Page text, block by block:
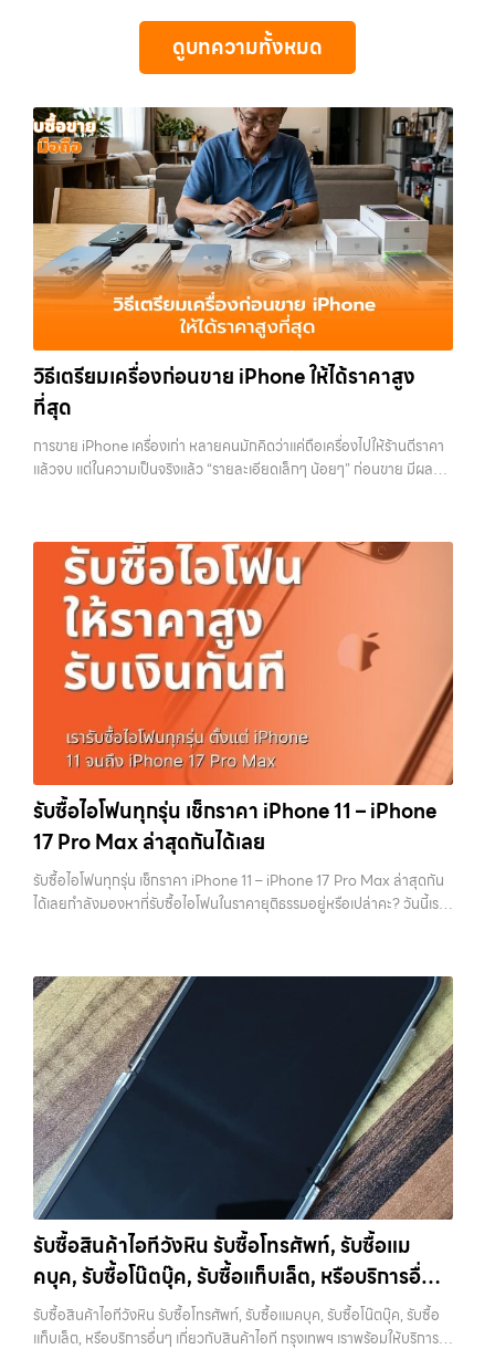
ซื้อแท็บเล็ต, หรือบริการอื่นๆ เกี่ยวกับสินค้าไอที กรุงเทพฯ – เราพร้อมให้
บริการครบวงจร บริการของเรา เราให้บริการแบบครบวงจรสำหรับลูกค้าที่
ต้องการขายอุปกรณ์ไอที ไม่ว่าจะเป็น: รับซื้อไอโฟน ทุกรุ่น ทั้งเครื่องใหม่และ
ความยุ่งยากทั้งหลาย โดยเน้น โปร่งใส มั่นใจได้ และจ่ายเงินทันทีเมื่อตกลง
ซื้อขายสำเร็จ บริการของเราครอบคลุมทั้ง iPhone สายใหม่-เก่า,
Samsung ทุกรุ่น, iPad และแท็บเล็ตทุกแบรนด์ เรารับถึงแม้จะอยู่ในสภาพ
ใช้งานแล้ว ตกแต่งแล้ว หรือมีรอยบ้าง เพราะมูลค่าของเครื่องไม่ได้ขึ้นอยู่แค่
ยี่ห้อ แต่ขึ้นอยู่กับสภาพจริง ความครบชุด และความสะดวกในการขายของ
คุณ เราจึงตั้งใจให้บริการในเขต ลาดพร้าว, รัชดา, บางรัก, แจ้งวัฒนะ,
บางแค, วัชรพล, รามอินทรา, บางนา, บางพลี, เกษตรนวมินทร์, เสนานิคม,
วังหิน อย่างเต็มที่ ไม่ว่าคุณจะค้นหาคำว่า “รับซื้อมือถือใกล้ฉัน”, “รับซื้อ
โทรศัพท์มือสองกรุงเทพ”, “ขาย iPad ได้ราคา”, “รับซื้อแท็บเล็ต กรุงเทพ
ถึงที่”, หรือ “รับซื้อ Samsung มือสอง ราคาสูง” — ที่นี่คือคำตอบ เพราะ
บริการของเรามุ่งตรงให้คุณได้รับราคาและความสะดวกสบายที่เหนือกว่า
เลือกเราแล้วคุณจะได้บริการที่คุณไว้วางใจ พร้อมทีมงานที่พร้อมอำนวย
ความสะดวก นัดรับถึงที่ ตรวจสภาพอย่างมืออาชีพ และจ่ายเงินทันที
ทั้งหมดนี้เพื่อให้การขายอุปกรณ์ของคุณเป็นเรื่องง่ายขึ้น ดีกว่า รวดเร็วกว่า
และคุ้มค่ากว่า ทำไมต้องเลือกเรา ผู้เชี่ยวชาญด้านการให้บริการ รับซื้อมือถือ
iPhone, Samsung, ไอแพด แท็บเล็ตทุกยี่ห้อ ในราคาสูง พร้อมจ่ายเงิน
ทันที โดยเน้นบริการในพื้นที่ ลาดพร้าว, รัชดา, บางรัก, แจ้งวัฒนะ, บางแค,
วัชรพล, รามอินทรา, รวมถึง บางนา, บางพลี, เกษตรนวมินทร์, เสนานิคม,
วังหินไม่ว่าคุณจะต้องการ รับซื้อโทรศัพท์, รับซื้อแมคบุค, รับซื้อโน๊ตบุ๊ค, รับ
ซื้อแท็บเล็ต, หรือบริการอื่นๆ เกี่ยวกับสินค้าไอที กรุงเทพฯ – เราพร้อมให้
ราคาสูง พร้อมจ่ายเงินทันที รับซื้อ MacBookบางรัก ผู้เชี่ยวชาญด้านการ
ให้บริการ รับซื้อมือถือ iPhone, Samsung, ไอแพด แท็บเล็ตทุกยี่ห้อ ใน
ราคาสูง พร้อมจ่ายเงินทันที… รับซื้อ MacBookบางรัก ขายอุปกรณ์ไอที
ประสบการณ์เหนือระดับกับการ รับซื้อไอโฟน, รับซื้อไอแพด, รับซื้อมือถือ
ยินดีต้อนรับสู่ “รับซื้อขายมือถือ.com” เว็บไซต์ที่คุณไว้วางใจได้ สำหรับ
บริการ รับซื้อ มือถือ iPhone, Samsung, iPad, แท็บเล็ต ทุกยี่ห้อ ให้ราคา
สูง พร้อมจ่ายเงินทันที ครอบคลุมพื้นที่ ลาดพร้าว, รัชดา, บางรัก,
แจ้งวัฒนะ, บางแค, วัชรพล, รามอินทรา และเขตกรุงเทพฯ ใกล้ “ใกล้ ฉัน”
ที่สุด ในยุคที่สมาร์ทโฟน แท็บเล็ต และอุปกรณ์ไอทีใหม่ๆ เปลี่ยนรุ่นกันแทบ
ทุกช่วงเวลา อุปกรณ์ที่คุณใช้แล้วอาจกลายเป็นของที่ไม่ได้ใช้งานอยู่เฉยๆ
เว็บไซต์ของเราจึงเกิดขึ้นเพื่อเป็นทางเลือกให้คุณสามารถเปลี่ยนอุปกรณ์ที่
ไม่ใช้แล้วให้กลายเป็นเงินสดได้ทันที ด้วยบริการ รับซื้อไอโฟน, รับซื้อไอแพด,
รับซื้อมือถือ, รับซื้อโทรศัพท์, รับซื้อโน๊ตบุ๊ค, รับซื้อแท็บเล็ต, รับซื้อสินค้าไอที
กรุงเทพมหานคร อย่างครบวงจร ไม่ว่าคุณจะอยู่โซนเมืองหรือเขตชานเมือง
เรามีทีมงานพร้อมให้บริการถึงที่ในพื้นที่ “ใกล้ ฉัน” เพื่อความสะดวกและ
รวดเร็วที่สุด ที่ “รับซื้อขายมือถือ.com” เราเข้าใจดีว่าอุปกรณ์แต่ละชิ้นไม่ใช่
แค่เครื่องใช้ไฟฟ้า แต่เป็นทรัพย์สินที่มีมูลค่า คุณอาจต้องการเปลี่ยนรุ่น หรือ
ต้องการเงินด่วน เราจึงมอบบริการประเมินสภาพเครื่อง ฟรี ปราบปราม
ความยุ่งยากทั้งหลาย โดยเน้น โปร่งใส มั่นใจได้ และจ่ายเงินทันทีเมื่อตกลง
ใช้งานแล้ว ตกแต่งแล้ว หรือมีรอยบ้าง เพราะมูลค่าของเครื่องไม่ได้ขึ้นอยู่แค่
ยี่ห้อ แต่ขึ้นอยู่กับสภาพจริง ความครบชุด และความสะดวกในการขายของ
คุณ เราจึงตั้งใจให้บริการในเขต ลาดพร้าว, รัชดา, บางรัก, แจ้งวัฒนะ,
บางแค, วัชรพล, รามอินทรา, บางนา, บางพลี, เกษตรนวมินทร์, เสนานิคม,
วังหิน อย่างเต็มที่ ไม่ว่าคุณจะค้นหาคำว่า “รับซื้อมือถือใกล้ฉัน”, “รับซื้อ
โทรศัพท์มือสองกรุงเทพ”, “ขาย iPad ได้ราคา”, “รับซื้อแท็บเล็ต กรุงเทพ
ถึงที่”, หรือ “รับซื้อ Samsung มือสอง ราคาสูง” — ที่นี่คือคำตอบ เพราะ
บริการของเรามุ่งตรงให้คุณได้รับราคาและความสะดวกสบายที่เหนือกว่า
เลือกเราแล้วคุณจะได้บริการที่คุณไว้วางใจ พร้อมทีมงานที่พร้อมอำนวย
ความสะดวก นัดรับถึงที่ ตรวจสภาพอย่างมืออาชีพ และจ่ายเงินทันที
ทั้งหมดนี้เพื่อให้การขายอุปกรณ์ของคุณเป็นเรื่องง่ายขึ้น ดีกว่า รวดเร็วกว่า
และคุ้มค่ากว่า ทำไมต้องเลือกเรา ผู้เชี่ยวชาญด้านการให้บริการ รับซื้อมือถือ
iPhone, Samsung, ไอแพด แท็บเล็ตทุกยี่ห้อ ในราคาสูง พร้อมจ่ายเงิน
ทันที โดยเน้นบริการในพื้นที่ ลาดพร้าว, รัชดา, บางรัก, แจ้งวัฒนะ, บางแค,
วัชรพล, รามอินทรา, รวมถึง บางนา, บางพลี, เกษตรนวมินทร์, เสนานิคม,
วังหินไม่ว่าคุณจะต้องการ รับซื้อโทรศัพท์, รับซื้อแมคบุค, รับซื้อโน๊ตบุ๊ค, รับ
ซื้อแท็บเล็ต, หรือบริการอื่นๆ เกี่ยวกับสินค้าไอที กรุงเทพฯ – เราพร้อมให้
ดูบทความทั้งหมด
วิธีเตรียมเครื่องก่อนขาย iPhone ให้ได้ราคาสูง
ที่สุด
การขาย iPhone เครื่องเก่า หลายคนมักคิดว่าแค่ถือเครื่องไปให้ร้านตีราคา
แล้วจบ แต่ในความเป็นจริงแล้ว “รายละเอียดเล็กๆ น้อยๆ” ก่อนขาย มีผลต่อ
เครื่องก่อนขาย บทความนี้จะพาไปดูวิธีเตรียม iPhone แบบครบทุกขั้นตอน
ตั้งแต่เรื่องพื้นฐานไปจนถึงเทคนิคที่ช่วยเพิ่มมูลค่าเครื่องแบบที่หลายคนมอง
ข้าม หากทำครบทุกข้อ โอกาสที่จะได้ราคาดีขึ้นมีสูงอย่างชัดเจน ทำไมการเต
รียมเครื่องถึงสำคัญ ก่อนจะไปดูวิธี เราต้องเข้าใจก่อนว่าทำไมร้านรับซื้อถึง
ให้ความสำคัญกับรายละเอียดเหล่านี้ สำหรับร้านหรือผู้รับซื้อ iPhone สิ่งที่
เขามองคือ “ความพร้อมในการขายต่อ” หากเครื่องที่รับมาสามารถนำไปขาย
ต่อได้ทันทีโดยไม่ต้องเสียเวลาแก้ไข ไม่ต้องลบข้อมูล ไม่ต้องซ่อมเพิ่ม ความ
เสี่ยงก็จะต่ำลง และนั่นทำให้เขากล้ารับในราคาที่สูงขึ้น ในทางกลับกัน ถ้า
เครื่องยังมีข้อมูลค้างอยู่ ติด iCloud หรือสภาพดูไม่เรียบร้อย ร้านจะต้อง
เสียเวลาและต้นทุนเพิ่ม สิ่งเหล่านี้จะถูกนำไปหักออกจากราคาที่เสนอให้กับ
คุณโดยตรง 1. สำรองข้อมูลให้เรียบร้อยก่อนล้างเครื่อง ขั้นตอนแรกที่ควร
ทำเสมอคือการสำรองข้อมูล เพราะหลังจากล้างเครื่องแล้ว ข้อมูลทั้งหมดจะ
ไม่สามารถกู้คืนได้อีก ไม่ว่าจะเป็นรูปภาพ รายชื่อ เบอร์โทร หรือแชทต่างๆ
หลายคนมักรีบล้างเครื่องเพราะอยากขายเร็ว แต่สุดท้ายต้องกลับมาเสีย
พลาดที่ไม่ควรเกิดขึ้นเลย คุณสามารถสำรองข้อมูลได้ผ่าน iCloud หรือผ่าน
คอมพิวเตอร์ก็ได้ หากต้องการความสะดวก iCloud จะเป็นตัวเลือกที่ง่าย
คิดว่าเรียบร้อย เพราะถ้าพลาดขึ้นมา จะไม่สามารถย้อนกลับไปแก้ไขได้อีก 2.
ออกจาก iCloud และ Apple ID ให้สมบูรณ์ ขั้นตอนนี้ถือว่าสำคัญที่สุดใน
การขาย iPhone หากยังมี Apple ID อยู่ในเครื่อง จะทำให้เกิดสิ่งที่เรียกว่า
Activation Lock ซึ่งทำให้ไม่สามารถใช้งานเครื่องต่อได้ ในมุมของร้านรับ
ซื้อ เครื่องที่ติด iCloud มีความเสี่ยงสูง เพราะไม่สามารถนำไปขายต่อได้
ทันที บางร้านอาจไม่รับซื้อเลย หรือถ้ารับก็จะกดราคาลงอย่างมาก การออก
จาก iCloud ทำได้ไม่ยาก เพียงเข้าไปที่การตั้งค่า กดชื่อบัญชีของตัวเอง
แล้วเลือกออกจากระบบ จากนั้นใส่รหัสผ่านเพื่อยืนยัน หลังจากออกแล้ว
ควรตรวจสอบอีกครั้งว่าหน้า Settings ไม่มีชื่อบัญชีของคุณเหลืออยู่ เพื่อ
ให้มั่นใจว่าเครื่องพร้อมสำหรับผู้ใช้งานใหม่จริงๆ 3. รีเซ็ตเครื่องให้เหมือน
เครื่องใหม่ เมื่อสำรองข้อมูลและออกจาก iCloud เรียบร้อยแล้ว ขั้นตอนต่อ
ไปคือการรีเซ็ตเครื่องให้เป็นค่าเริ่มต้นจากโรงงาน การรีเซ็ตจะช่วยลบข้อมูล
ทั้งหมดออกจากเครื่อง ทำให้เครื่องอยู่ในสภาพเหมือนใหม่ ซึ่งเป็นสิ่งที่ผู้ซื้อ
หรือร้านต้องการมากที่สุด เพราะสามารถนำไปใช้งานต่อได้ทันที ขั้นตอนนี้ยัง
ช่วยสร้างความมั่นใจให้กับผู้รับซื้อว่าไม่มีข้อมูลส่วนตัวหลงเหลืออยู่ ลด
ความกังวลในเรื่องความปลอดภัย ควรระวังว่าการรีเซ็ตควรทำหลังจาก
ออก iCloud แล้วเท่านั้น หากทำสลับขั้นตอน อาจทำให้เครื่องติดล็อกและ
รับซื้อไอโฟนทุกรุ่น เช็กราคา iPhone 11 – iPhone
17 Pro Max ล่าสุดกันได้เลย
รับซื้อไอโฟนทุกรุ่น เช็กราคา iPhone 11 – iPhone 17 Pro Max ล่าสุดกัน
ได้เลยกำลังมองหาที่รับซื้อไอโฟนในราคายุติธรรมอยู่หรือเปล่าคะ? วันนี้เรา
ราคาในตลาดมือสอง เรายังมีบริการที่รวดเร็ว และจ่ายเงินสดทันที ไม่มีค่า
ธรรมเนียมซ่อนเร้นค่ะ ทำไมต้องขายไอโฟนกับเรา?
รับซื้อทุกรุ่น ทุกสภาพ
- ไม่ว่าจะเป็นเครื่องใหม่ เครื่องใช้งาน หรือเครื่องที่มีตำหนิเล็กน้อย เรารับซื้อ
หมด
ราคายุติธรรม - ประเมินราคาตามสภาพเครื่องจริง ให้ราคาสูงถึง
70% ของราคาตลาดมือสอง
รวดเร็วทันใจ - ประเมินและจ่ายเงินทันที ไม่
ต้องรอนาน
ปลอดภัย 100% - มีหน้าร้านจริง บริการโปร่งใส ตรวจสอบ
ได้
รับซื้อถึงที่ - มีบริการรับซื้อถึงบ้านในกรุงเทพและปริมณฑลเช็กราคา
รับซื้อ iPhone แต่ละรุ่นมาดูกันว่าแต่ละรุ่นเรารับซื้อในราคาเท่าไหร่บ้าง
(ราคาอัพเดทล่าสุดเดือนพฤศจิกายน 2024)
iPhone 11 (ปี
2019)iPhone 11 เป็นรุ่นที่ได้รับความนิยมมากในตอนที่เปิดตัว มาพร้อม
กล้องคู่ ชิป A13 Bionic และหน้าจอ Liquid Retina ขนาด 6.1 นิ้ว แม้จะ
เป็นรุ่นที่ออกมาได้สักระยะแล้ว แต่ก็ยังใช้งานได้ดีและรองรับ iOS เวอร์ชัน
ล่าสุดราคารับซื้อ iPhone 11:iPhone 11 64GB รับซื้อได้ที่ 7,000 บาท
ราคาตลาดมือสอง: 10,000 บาทiPhone 11 128GB รับซื้อได้ที่ 8,400
บาทราคาตลาดมือสอง: 13,000 บาท
iPhone 11 Pro / Pro Max (ปี
2019)รุ่น Pro มาพร้อมกล้องสามตัว จอ Super Retina XDR และวัสดุส
รับซื้อสินค้าไอทีวังหิน รับซื้อโทรศัพท์, รับซื้อแม
คบุค, รับซื้อโน๊ตบุ๊ค, รับซื้อแท็บเล็ต, หรือบริการอื่นๆ
เกี่ยวกับสินค้าไอที กรุงเทพฯ เราพร้อมให้บริการครบ
วงจร
รับซื้อสินค้าไอทีวังหิน รับซื้อโทรศัพท์, รับซื้อแมคบุค, รับซื้อโน๊ตบุ๊ค, รับซื้อ
แท็บเล็ต, หรือบริการอื่นๆ เกี่ยวกับสินค้าไอที กรุงเทพฯ เราพร้อมให้บริการ